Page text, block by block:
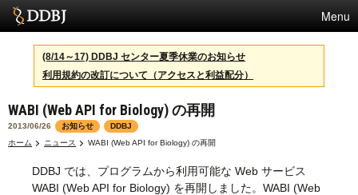
Menu
サービス
スパコン
統計
活動
センターについて
(8/14～17) DDBJ センター夏季休業のお知らせ
利用規約の改訂について（アクセスと利益配分）
WABI (Web API for Biology) の再開
2013/06/26 お知らせ
DDBJ
ホーム
ニュース WABI (Web API for Biology) の再開
DDBJ では、プログラムから利用可能な Web サービス
WABI (Web API for Biology) を再開しました。WABI (Web